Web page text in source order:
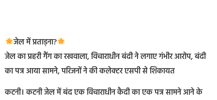
जेल में प्रताड़ना?
जेल का प्रहरी गैंग का रखवाला, विचाराधीन बंदी ने लगाए गंभीर आरोप, बंदी
का पत्र आया सामने, परिजनों ने की कलेक्टर एसपी से शिकायत
कटनी। कटनी जेल में बंद एक विचाराधीन कैदी का एक पत्र सामने आने के